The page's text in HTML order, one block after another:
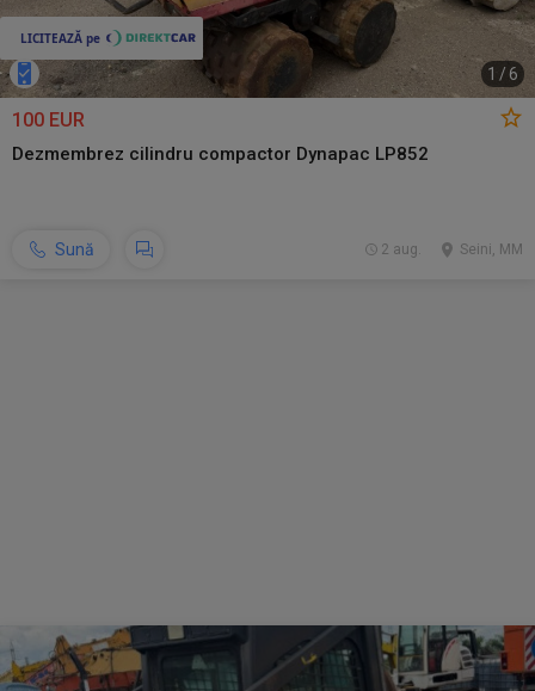
1 /6
100 EUR
Dezmembrez cilindru compactor Dynapac LP852
Sună Seini, MM
2 aug.